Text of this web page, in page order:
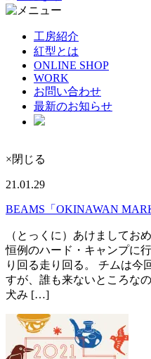
工房紹介
紅型とは
ONLINE SHOP
WORK
お問い合わせ
最新のお知らせ
×閉じる
21.01.29
BEAMS「OKINAWAN
（とっくに）あけましてお
恒例のハード・キャンプに
り回る走り回る。 チムは今
すが、誰も来ないところな
犬み […]